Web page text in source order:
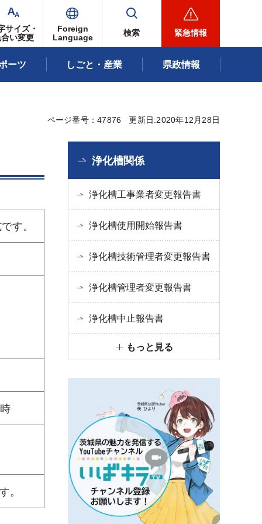
サイズ・
い変更
Foreign
Language
検索 緊急情報
ーツ しごと・産業 県政情報
ページ番号：47876 更新日:2020年12月28日
す。
。
浄化槽関係
浄化槽工事業者変更報告書
浄化槽使用開始報告書
浄化槽技術管理者変更報告書
浄化槽管理者変更報告書
浄化槽中止報告書
もっと見る